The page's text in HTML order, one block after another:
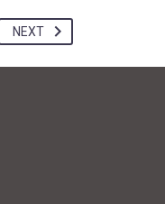
NEXT